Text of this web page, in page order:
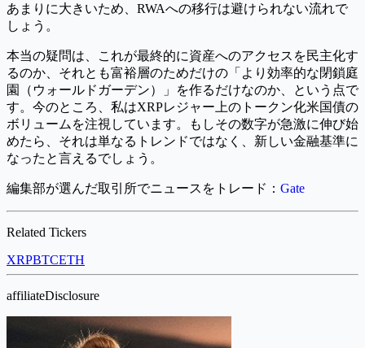
あまりに大きいため、RWAへの移行は避けられない流れで
しょう。
本当の疑問は、これが最終的に資産へのアクセスを民主化す
るのか、それとも富裕層のためだけの「より効率的な閉鎖庭
園（ウォールドガーデン）」を作るだけなのか、という点で
す。今のところ、私はXRPレジャー上のトークン化米国債の
ボリュームを注視しています。もしその数字が急激に伸び始
めたら、それは単なるトレンドではなく、新しい金融基準に
なったと言えるでしょう。
編集部が選んだ取引所でニュースをトレード： Gate
Related Tickers
XRPBTCETH
affiliateDisclosure